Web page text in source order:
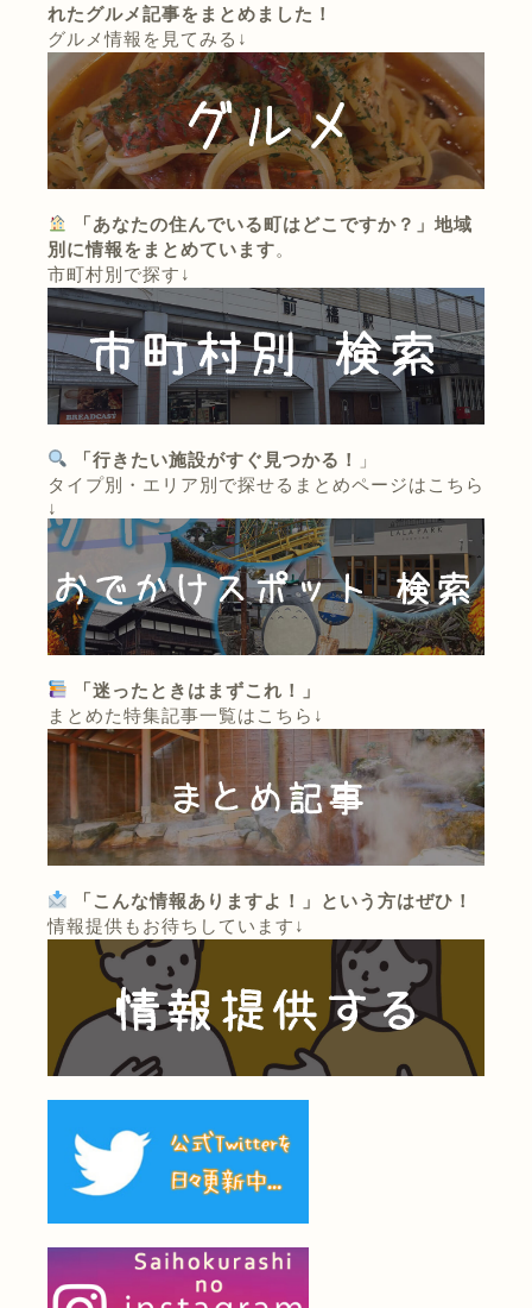
れたグルメ記事をまとめました！
グルメ情報を見てみる↓
「あなたの住んでいる町はどこですか？」地域
別に情報をまとめています。
市町村別で探す↓
「行きたい施設がすぐ見つかる！
」
タイプ別・エリア別で探せるまとめページはこちら
↓
「迷ったときはまずこれ！」
まとめた特集記事一覧はこちら↓
「こんな情報ありますよ！」という方はぜひ！
情報提供もお待ちしています↓